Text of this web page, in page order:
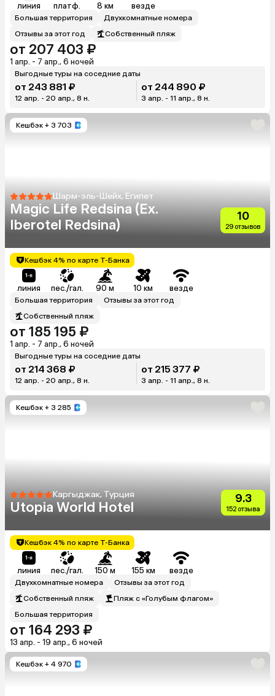
линия платф. 8 км везде
Большая территория
Двухкомнатные номера
Отзывы за этот год
Собственный пляж
от 207 403 ₽
1 апр. - 7 апр., 6 ночей
Выгодные туры на соседние даты
от 243 881 ₽
12 апр. - 20 апр., 8 н.
от 244 890 ₽
3 апр. - 11 апр., 8 н.
Кешбэк + 3 703
Шарм-эль-Шейх, Египет
Magic Life Redsina (Ex.
Iberotel Redsina)
10
29 отзывов
Кешбэк 4% по карте Т-Банка
линия пес./гал. 90 м 10 км везде
Большая территория
Отзывы за этот год
Собственный пляж
от 185 195 ₽
1 апр. - 7 апр., 6 ночей
Выгодные туры на соседние даты
от 214 368 ₽
12 апр. - 20 апр., 8 н.
от 215 377 ₽
3 апр. - 11 апр., 8 н.
Кешбэк + 3 285
Каргыджак, Турция
Utopia World Hotel
9.3
152 отзыва
Кешбэк 4% по карте Т-Банка
линия пес./гал. 150 м 155 км везде
Двухкомнатные номера
Отзывы за этот год
Собственный пляж
Пляж с «Голубым флагом»
Большая территория
от 164 293 ₽
13 апр. - 19 апр., 6 ночей
Кешбэк + 4 970